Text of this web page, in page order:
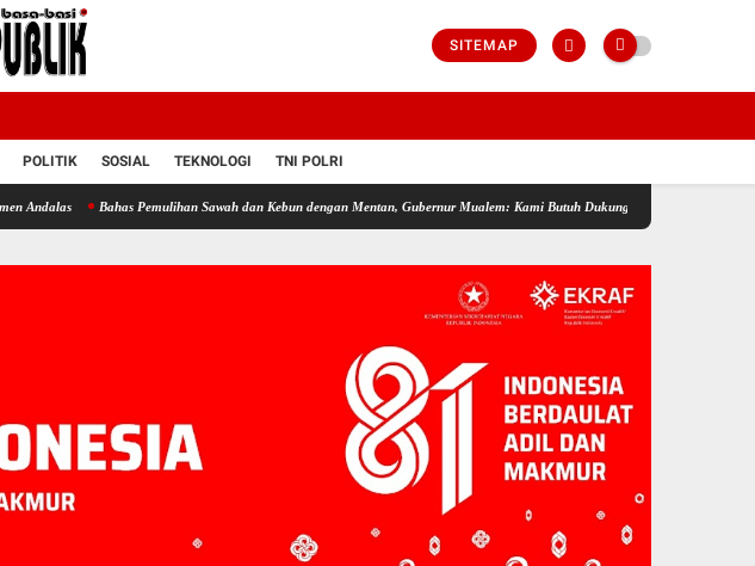
SITEMAP
POLITIK SOSIAL TEKNOLOGI TNI POLRI
Bahas Pemulihan Sawah dan Kebun dengan Mentan, Gubernur Mualem: Kami Butuh Dukungan Pak Menteri